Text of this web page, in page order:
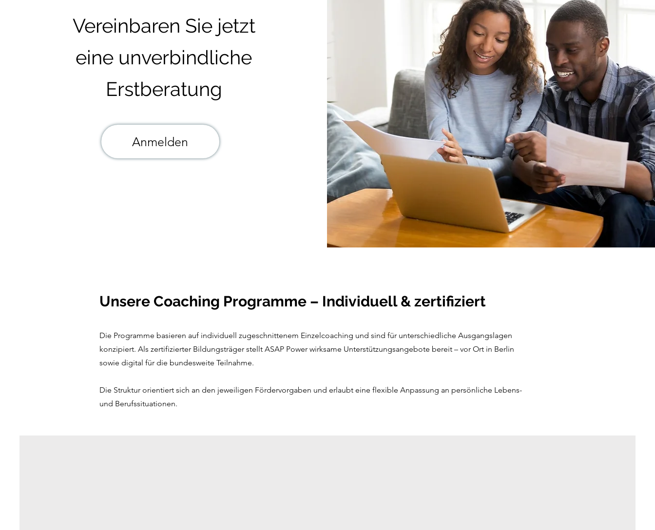
Vereinbaren Sie jetzt
eine unverbindliche
Erstberatung
Anmelden
Unsere Coaching Programme – Individuell & zertifiziert
Die Programme basieren auf individuell zugeschnittenem Einzelcoaching und sind für unterschiedliche Ausgangslagen
konzipiert. Als zertifizierter Bildungsträger stellt ASAP Power wirksame Unterstützungsangebote bereit – vor Ort in Berlin
sowie digital für die bundesweite Teilnahme.
Die Struktur orientiert sich an den jeweiligen Fördervorgaben und erlaubt eine flexible Anpassung an persönliche Lebens-
und Berufssituationen.